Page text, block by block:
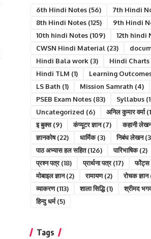
6th Hindi Notes(56) 7th Hindi
8th Hindi Notes(125) 9th Hindi
10th hindi Notes(109) 12th hindi
CWSN Hindi Material(23)
Hindi Bala work(3) Hindi Charts
Hindi TLM (1) Learning
LS Bath (1) Mission Samrath (4)
PSEB Exam Notes(83) Syllabus
Uncategorized (6) अनिल कुमार वर्मा
इ बुक्स(9) कंप्यूटर ज्ञान(7) कहानी
ज्ञानकोष(22) धार्मिक(3) निबंध लेखन
पाठ अभ्यास हल सहित(126) पारिभाषिक(2)
प्रश्न पत्र(18) प्रार्थना पत्र(17) फोंट्स
मोबाइल ज्ञान(2) रामायण(2) रोचक ज्ञान
व्याकरण(113) शाला सिद्धि(1) श्रीमद
हिन्दु धर्म(5)
Tags